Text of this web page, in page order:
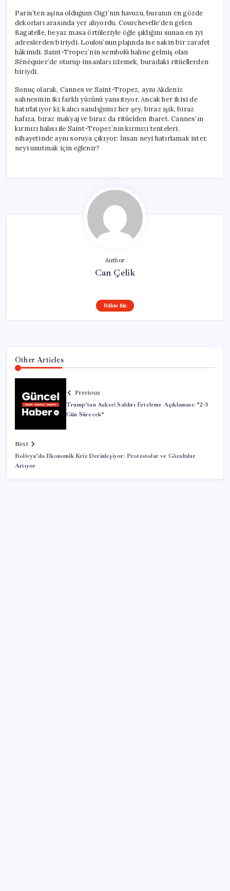
Paris’ten aşina olduğum Gigi’nin havuzu, buranın en gözde
dekorları arasında yer alıyordu. Courchevelle’den gelen
Bagatelle, beyaz masa örtüleriyle öğle şıklığını sunan en iyi
adreslerden biriydi. Loulou’nun plajında ise sakin bir zarafet
hâkimdi. Saint-Tropez’nin sembolü haline gelmiş olan
Sénéquier’de oturup insanları izlemek, buradaki ritüellerden
biriydi.
Sonuç olarak, Cannes ve Saint-Tropez, aynı Akdeniz
sahnesinin iki farklı yüzünü yansıtıyor. Ancak her ikisi de
hatırlatıyor ki; kalıcı sandığımız her şey, biraz ışık, biraz
hafıza, biraz makyaj ve biraz da ritüelden ibaret. Cannes’ın
kırmızı halısı ile Saint-Tropez’nin kırmızı tenteleri,
nihayetinde aynı soruya çıkıyor: İnsan neyi hatırlamak ister,
neyi unutmak için eğlenir?
Author
Can Çelik
Follow Me
Other Articles
Previous
Trump’tan Askeri Saldırı Erteleme Açıklaması: “2-3
Gün Sürecek”
Next
Bolivya’da Ekonomik Kriz Derinleşiyor: Protestolar ve Gözaltılar
Artıyor